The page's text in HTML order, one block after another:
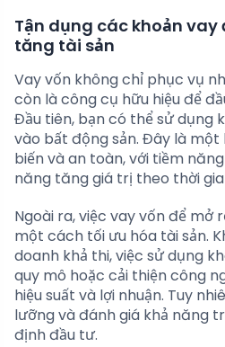
Tận dụng các khoản
tăng tài sản
Vay vốn không chỉ phục vụ
còn là công cụ hữu hiệu để
Đầu tiên, bạn có thể sử dụng
vào bất động sản. Đây là
biến và an toàn, với tiềm
năng tăng giá trị theo thời
Ngoài ra, việc vay vốn để mở
một cách tối ưu hóa tài sản.
doanh khả thi, việc sử dụng
quy mô hoặc cải thiện công
hiệu suất và lợi nhuận. Tuy
lưỡng và đánh giá khả năng
định đầu tư.